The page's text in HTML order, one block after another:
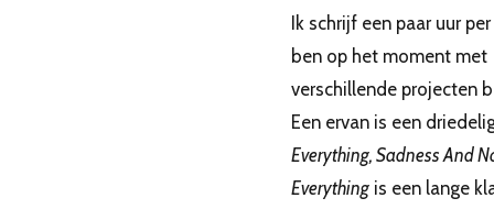
Ik schrijf een paar uur
ben op het moment met
verschillende projecten
Een ervan is een
Everything, Sadness And
Everything is een lange